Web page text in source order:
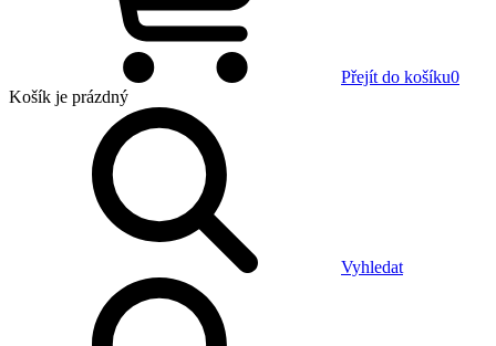
Přejít do košíku0
Košík je prázdný
Vyhledat